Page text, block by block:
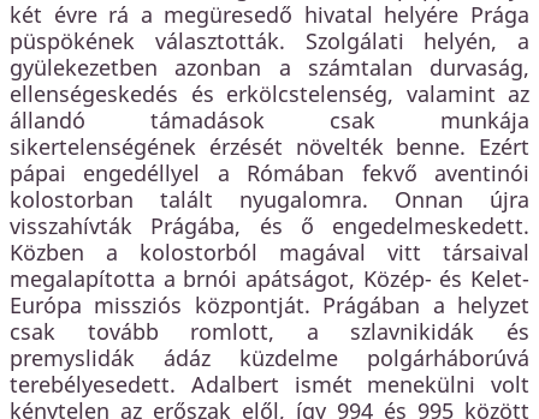
két évre rá a megüresedő hivatal helyére Prága
püspökének választották. Szolgálati helyén, a
gyülekezetben azonban a számtalan durvaság,
ellenségeskedés és erkölcstelenség, valamint az
állandó támadások csak munkája
sikertelenségének érzését növelték benne. Ezért
pápai engedéllyel a Rómában fekvő aventinói
kolostorban talált nyugalomra. Onnan újra
visszahívták Prágába, és ő engedelmeskedett.
Közben a kolostorból magával vitt társaival
megalapította a brnói apátságot, Közép- és Kelet-
Európa missziós központját. Prágában a helyzet
csak tovább romlott, a szlavnikidák és
premyslidák ádáz küzdelme polgárháborúvá
terebélyesedett. Adalbert ismét menekülni volt
kénytelen az erőszak elől, így 994 és 995 között